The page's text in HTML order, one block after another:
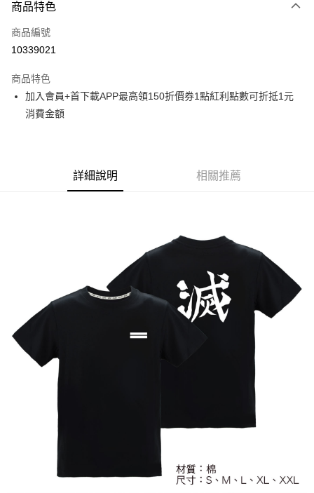
信用卡一次付款
超商取貨付款
Apple Pay
悠遊付
每筆NT$65，滿NT$1,300(含以上)免運費
付款後全家取貨
每筆NT$65，滿NT$1,300(含以上)免運費
(不開放使用，請勿選取）
每筆NT$9,999
每筆NT$65，滿NT$1,300(含以上)免運費
付款後7-11取貨
宅配-木棉花樂園專用
商品特色
商品編號
10339021
商品特色
加入會員+首下載APP最高領150折價券1點紅利點數可折抵1元
消費金額
詳細說明 相關推薦